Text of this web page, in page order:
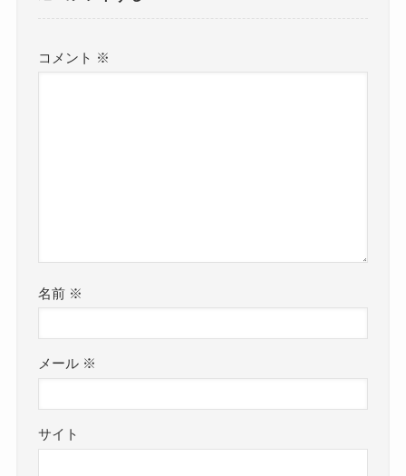
コメント ※
名前 ※
メール ※
サイト